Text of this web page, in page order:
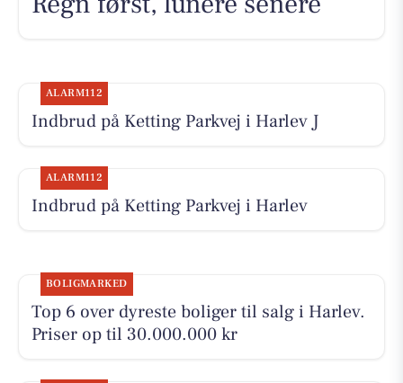
ALARM112
Indbrud på Ketting Parkvej i Harlev J
ALARM112
Indbrud på Ketting Parkvej i Harlev
BOLIGMARKED
Top 6 over dyreste boliger til salg i Harlev.
Priser op til 30.000.000 kr